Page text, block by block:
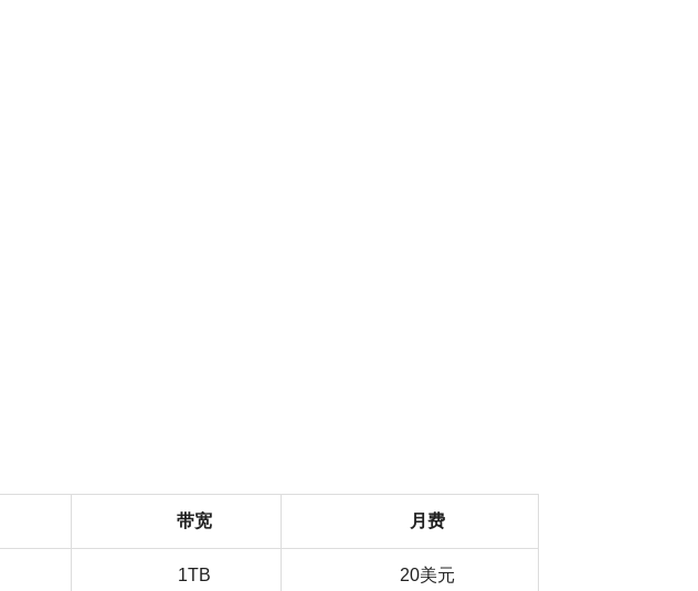
带宽 月费
1TB 20美元